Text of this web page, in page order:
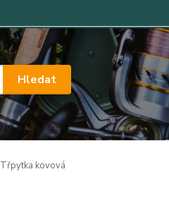
Hledat
Třpytka kovová